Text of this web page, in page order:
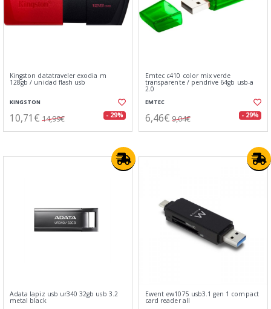
Kingston datatraveler exodia m
128gb / unidad flash usb
KINGSTON
10,71€ 14,99€ - 29%
Emtec c410 color mix verde
transparente / pendrive 64gb usb-a
2.0
EMTEC
6,46€ 9,04€ - 29%
Adata lapiz usb ur340 32gb usb 3.2
metal black
Ewent ew1075 usb3.1 gen 1 compact
card reader all